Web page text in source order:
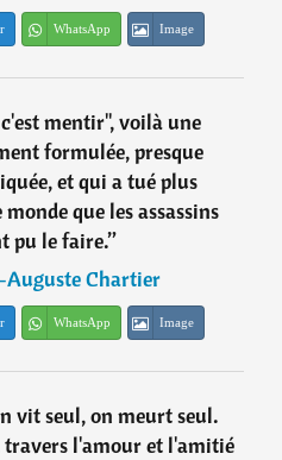
WhatsApp Image
mentir", voilà une
formulée, presque
et qui a tué plus
que les assassins
pu le faire.”
Auguste Chartier
WhatsApp Image
vit seul, on meurt seul.
travers l'amour et l'amitié